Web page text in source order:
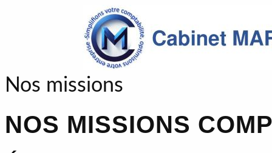
Nos missions
NOS MISSIONS